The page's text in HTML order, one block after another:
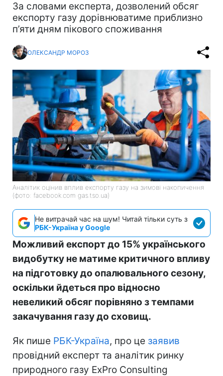
За словами експерта, дозволений обсяг
експорту газу дорівнюватиме приблизно
п’яти дням пікового споживання
ОЛЕКСАНДР МОРОЗ
Аналітик оцінив вплив експорту газу на зимові накопичення
(фото: facebook.com gas.tso.ua)
Не витрачай час на шум! Читай тільки суть з
РБК-Україна у Google
Можливий експорт до 15% українського
видобутку не матиме критичного впливу
на підготовку до опалювального сезону,
оскільки йдеться про відносно
невеликий обсяг порівняно з темпами
закачування газу до сховищ.
Як пише РБК-Україна, про це заявив
провідний експерт та аналітик ринку
природного газу ExPro Consulting